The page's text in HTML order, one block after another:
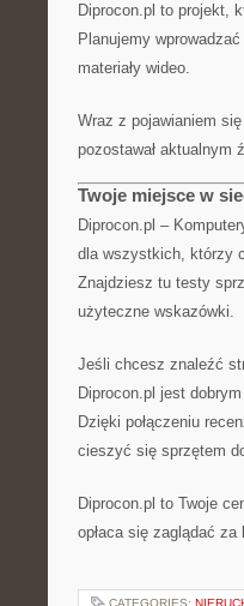
Diprocon.pl to projekt,
Planujemy
materiały wideo.
Wraz z pojawianiem
pozostawał aktualnym
Twoje miejsce w
Diprocon.pl –
dla wszystkich, którzy
Znajdziesz tu testy
użyteczne wskazówki.
Jeśli chcesz znaleźć
Diprocon.pl jest
Dzięki połączeniu
cieszyć się sprzętem
Diprocon.pl to Twoje
opłaca się zaglądać
CATEGORIES: